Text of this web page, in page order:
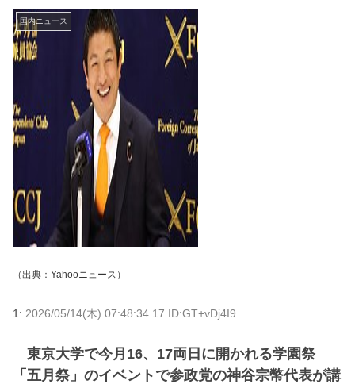
国内ニュース
（出典： Yahooニュース ）
1: 2026/05/14(木) 07:48:34.17 ID:GT+vDj4I9
東京大学で今月16、17両日に開かれる学園祭
「五月祭」のイベントで参政党の神谷宗幣代表が講